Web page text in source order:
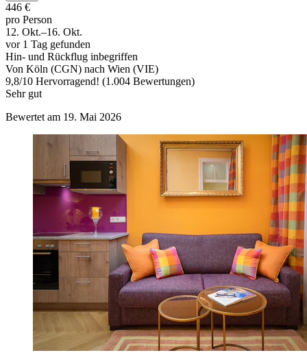
446 €
pro Person
12. Okt.–16. Okt.
vor 1 Tag gefunden
Hin- und Rückflug inbegriffen
Von Köln (CGN) nach Wien (VIE)
9,8/10 Hervorragend! (1.004 Bewertungen)
Sehr gut
Bewertet am 19. Mai 2026